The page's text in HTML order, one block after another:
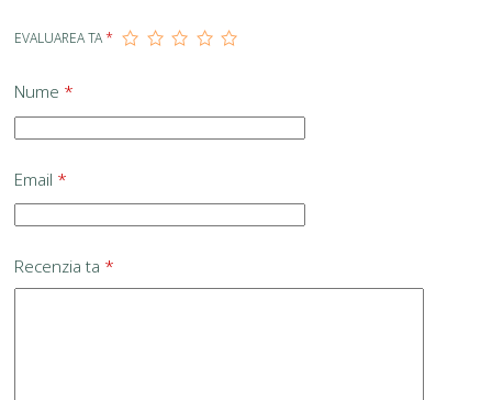
EVALUAREA TA*
Nume *
Email *
Recenzia ta *